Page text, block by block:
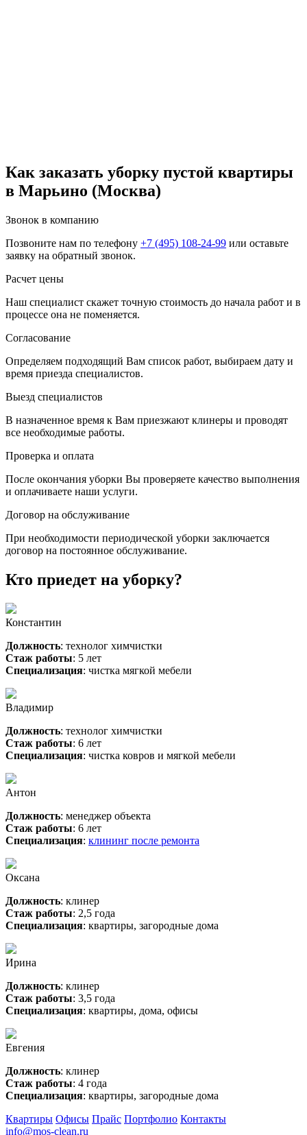
Как заказать уборку пустой квартиры
в Марьино (Москва)
Звонок в компанию
Позвоните нам по телефону +7 (495) 108-24-99 или оставьте
заявку на обратный звонок.
Расчет цены
Наш специалист скажет точную стоимость до начала работ и в
процессе она не поменяется.
Согласование
Определяем подходящий Вам список работ, выбираем дату и
время приезда специалистов.
Выезд специалистов
В назначенное время к Вам приезжают клинеры и проводят
все необходимые работы.
Проверка и оплата
После окончания уборки Вы проверяете качество выполнения
и оплачиваете наши услуги.
Договор на обслуживание
При необходимости периодической уборки заключается
договор на постоянное обслуживание.
Кто приедет на уборку?
Константин
Должность: технолог химчистки
Стаж работы: 5 лет
Специализация: чистка мягкой мебели
Владимир
Должность: технолог химчистки
Стаж работы: 6 лет
Специализация: чистка ковров и мягкой мебели
Антон
Должность: менеджер объекта
Стаж работы: 6 лет
Специализация: клининг после ремонта
Оксана
Должность: клинер
Стаж работы: 2,5 года
Специализация: квартиры, загородные дома
Ирина
Должность: клинер
Стаж работы: 3,5 года
Специализация: квартиры, дома, офисы
Евгения
Должность: клинер
Стаж работы: 4 года
Специализация: квартиры, загородные дома
Квартиры Офисы Прайс Портфолио Контакты
info@mos-clean.ru